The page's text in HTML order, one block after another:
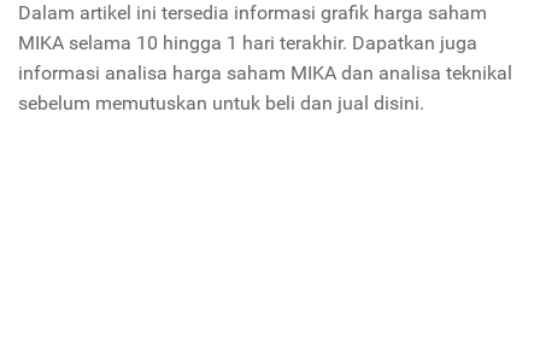
Dalam artikel ini tersedia informasi grafik harga saham
MIKA selama 10 hingga 1 hari terakhir. Dapatkan juga
informasi analisa harga saham MIKA dan analisa teknikal
sebelum memutuskan untuk beli dan jual disini.